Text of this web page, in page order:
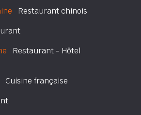
Restaurant chinois
Restaurant - Hôtel
Cuisine française